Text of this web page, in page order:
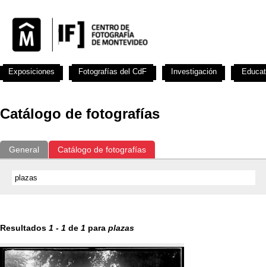
Catálogo de fotografías
General Catálogo de fotografías
Resultados 1 - 1 de 1 para plazas
Exposiciones Fotografías del CdF Investigación